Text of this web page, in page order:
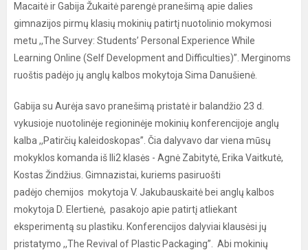
Macaitė ir Gabija Žukaitė parengė pranešimą apie dalies
gimnazijos pirmų klasių mokinių patirtį nuotolinio mokymosi
metu ,,The Survey: Students’ Personal Experience While
Learning Online (Self Development and Difficulties)”. Merginoms
ruoštis padėjo jų anglų kalbos mokytoja Sima Danušienė.
Gabija su Aurėja savo pranešimą pristatė ir balandžio 23 d.
vykusioje nuotolinėje regioninėje mokinių konferencijoje anglų
kalba ,,Patirčių kaleidoskopas”. Čia dalyvavo dar viena mūsų
mokyklos komanda iš IIi2 klasės - Agnė Zabitytė, Erika Vaitkutė,
Kostas Žindžius. Gimnazistai, kuriems pasiruošti
padėjo chemijos mokytoja V. Jakubauskaitė bei anglų kalbos
mokytoja D. Elertienė, pasakojo apie patirtį atliekant
eksperimentą su plastiku. Konferencijos dalyviai klausėsi jų
pristatymo ,,The Revival of Plastic Packaging”. Abi mokinių